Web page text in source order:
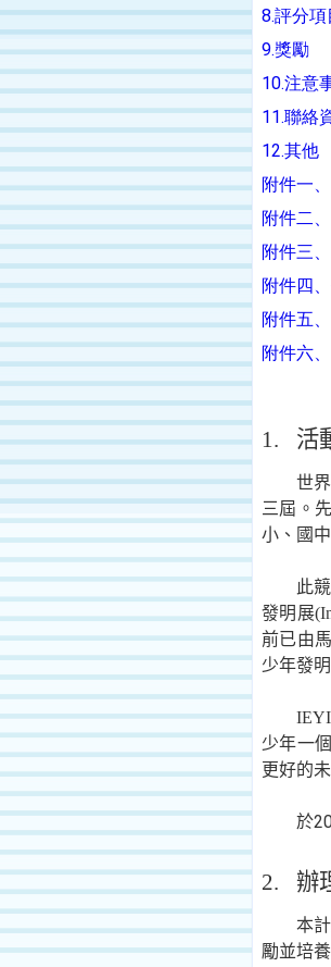
8.評分項
9.獎勵
10.注意
11.聯絡
12.其他
附件一、
附件二
附件三、
附件四
附件五、
附件六
1. 活
世
三屆。
小、國
此
發明展
前已由
少年發
IEYI
少年一
更好的
於
2. 辦
本
勵並培